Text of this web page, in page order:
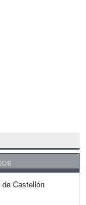
Castellón